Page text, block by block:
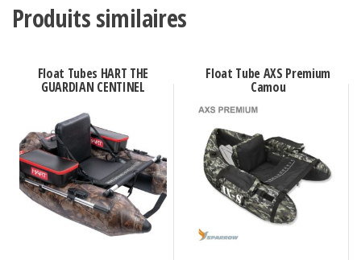
Produits similaires
Float Tubes HART THE
GUARDIAN CENTINEL
Float Tube AXS Premium
Camou